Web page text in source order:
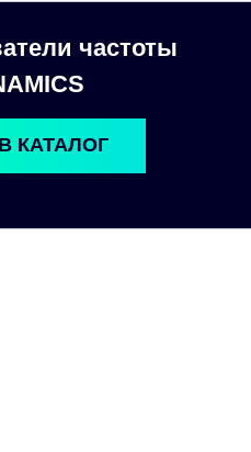
частоты
КАТАЛОГ